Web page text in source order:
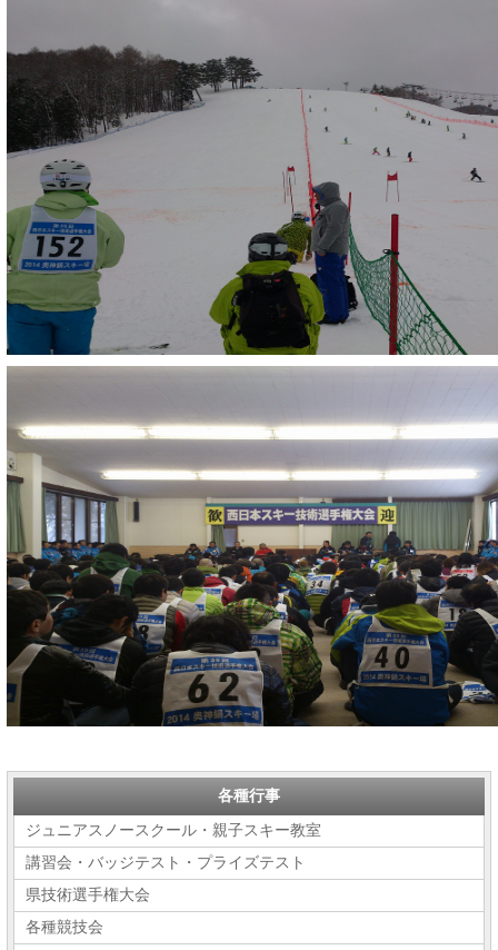
各種行事
ジュニアスノースクール・親子スキー教室
講習会・バッジテスト・プライズテスト
県技術選手権大会
各種競技会